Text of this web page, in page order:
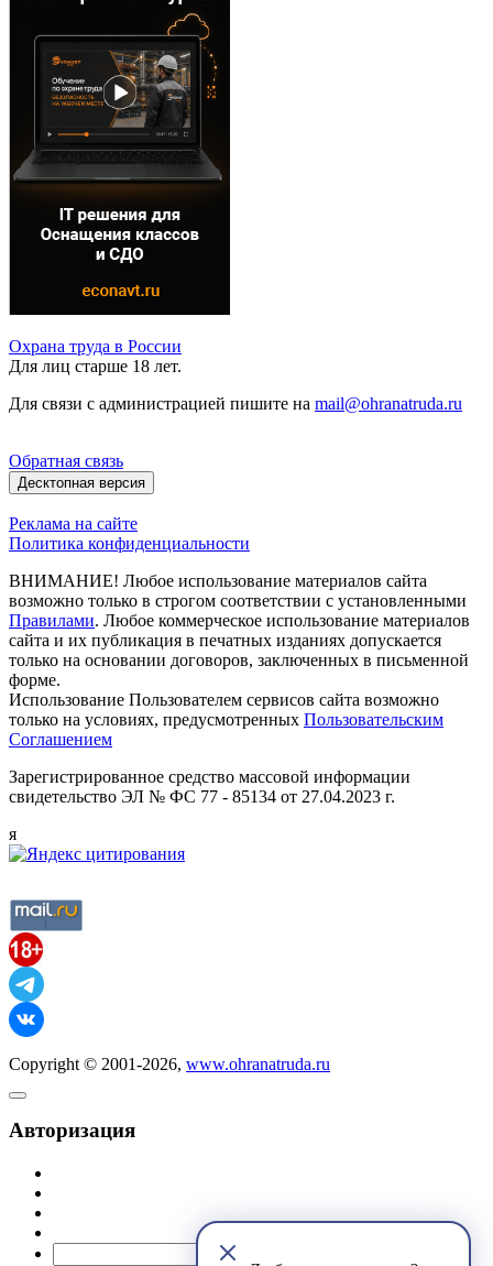
Охрана труда в России
Для лиц старше 18 лет.
Для связи с администрацией пишите на mail@ohranatruda.ru
Обратная связь
Десктопная версия
Реклама на сайте
Политика конфиденциальности
ВНИМАНИЕ! Любое использование материалов сайта
возможно только в строгом соответствии с установленными
Правилами. Любое коммерческое использование материалов
сайта и их публикация в печатных изданиях допускается
только на основании договоров, заключенных в письменной
форме.
Использование Пользователем сервисов сайта возможно
только на условиях, предусмотренных Пользовательским
Соглашением
Зарегистрированное средство массовой информации
свидетельство ЭЛ № ФС 77 - 85134 от 27.04.2023 г.
я
Copyright © 2001-2026, www.ohranatruda.ru
Авторизация